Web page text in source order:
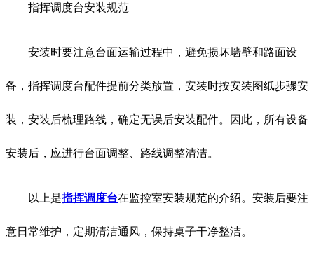
指挥调度台安装规范
安装时要注意台面运输过程中，避免损坏墙壁和路面设
备，指挥调度台配件提前分类放置，安装时按安装图纸步骤安
装，安装后梳理路线，确定无误后安装配件。因此，所有设备
安装后，应进行台面调整、路线调整清洁。
以上是指挥调度台在监控室安装规范的介绍。安装后要注
意日常维护，定期清洁通风，保持桌子干净整洁。